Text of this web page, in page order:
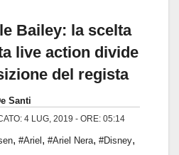
Bailey: la scelta
live action divide
del regista
Santi
4 LUG, 2019 - ORE: 05:14
, #Ariel , #Ariel Nera, #Disney,